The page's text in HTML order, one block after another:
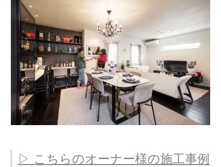
▷ こちらのオーナー様の施工事例